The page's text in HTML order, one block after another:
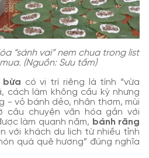
“sánh vai” nem chua trong list
(Nguồn: Sưu tầm)
bừa có vị trí riêng là tính “vừa
cách làm không cầu kỳ nhưng
- vỏ bánh dẻo, nhân thơm, mùi
câu chuyện văn hóa gắn với
làm quanh năm, bánh răng
với khách du lịch từ nhiều tỉnh
quà quê hương” đúng nghĩa